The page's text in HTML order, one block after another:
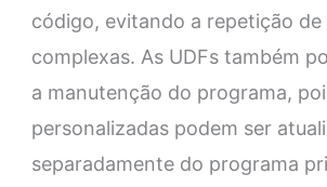
código, evitando a repetição de
complexas. As UDFs também
a manutenção do programa,
personalizadas podem ser
separadamente do programa